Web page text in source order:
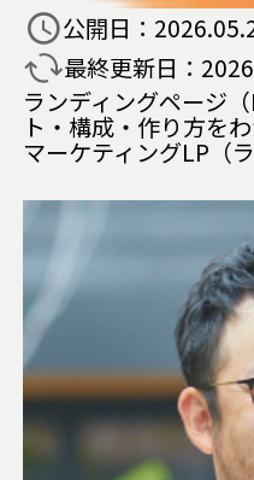
公開日：
最終更新日：
ランディングページ
ト・構成・作り方を
マーケティングLP（